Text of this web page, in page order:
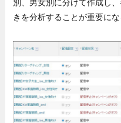
別、男女別に分けて作成し
きを分析することが重要にな